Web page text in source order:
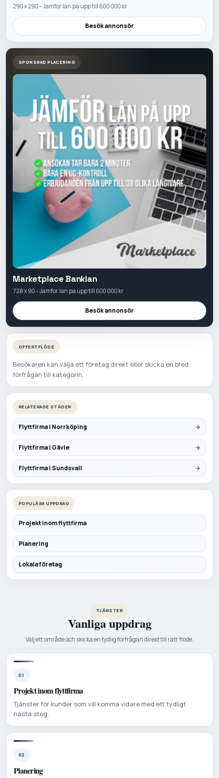
290 x 290 - Jamfor lan pa upp till 600 000 kr
Besök annonsör
SPONSRAD PLACERING
Marketplace Banklan
728 x 90 - Jamfor lan pa upp till 600 000 kr
Besök annonsör
OFFERTFLÖDE
Besökaren kan välja ett företag direkt eller skicka en bred
förfrågan till kategorin.
RELATERADE STÄDER
Flyttfirma i Norrköping
Flyttfirma i Gävle
Flyttfirma i Sundsvall
POPULÄRA UPPDRAG
Projekt inom flyttfirma
Planering
Lokala företag
TJÄNSTER
Vanliga uppdrag
Välj ett område och skicka en tydlig förfrågan direkt till rätt flöde.
01
Projekt inom flyttfirma
Tjänster för kunder som vill komma vidare med ett tydligt
nästa steg.
02
Planering